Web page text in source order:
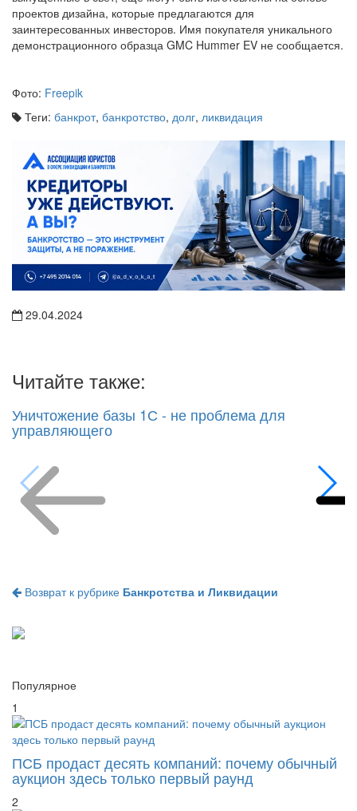
проектов дизайна, которые предлагаются для
заинтересованных инвесторов. Имя покупателя уникального
демонстрационного образца GMC Hummer EV не сообщается.
Фото: Freepik
Теги: банкрот, банкротство, долг, ликвидация
29.04.2024
Читайте также:
Уничтожение базы 1С - не проблема для
управляющего
Возврат к рубрике Банкротства и Ликвидации
Популярное
1
ПСБ продаст десять компаний: почему обычный
аукцион здесь только первый раунд
2